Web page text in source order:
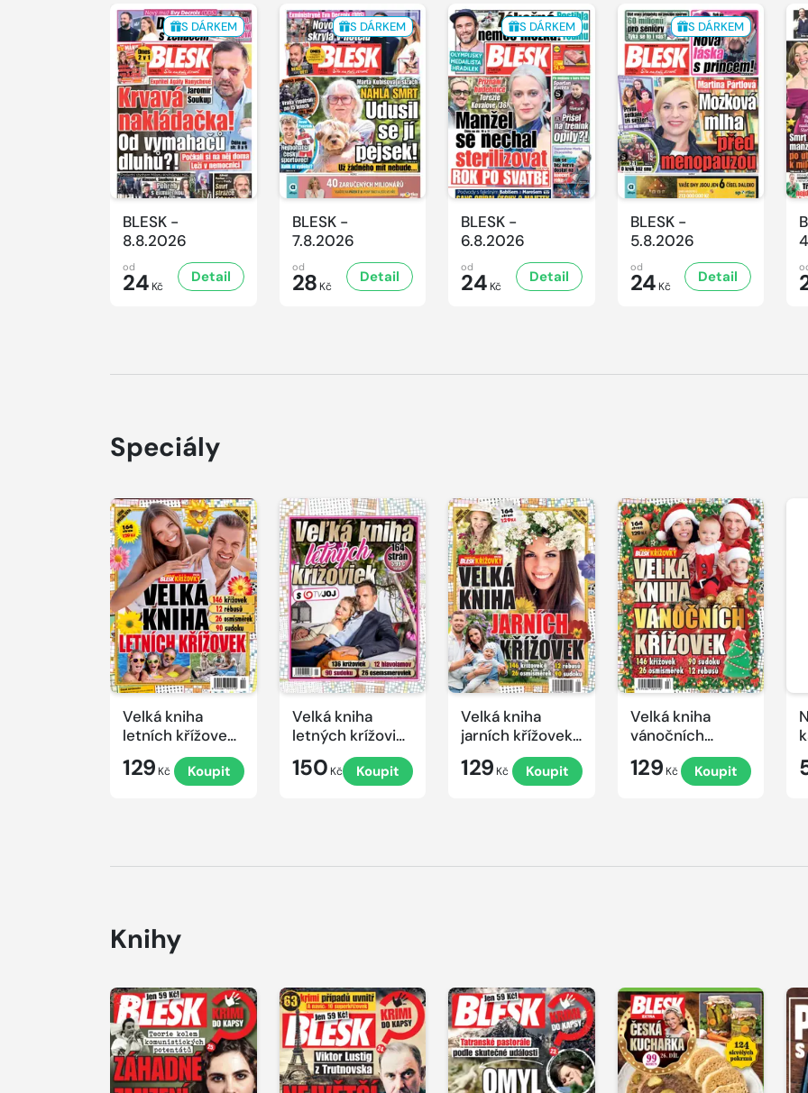
S DÁRKEM
BLESK -
8.8.2026
od
24 Kč
Detail
S DÁRKEM
BLESK -
7.8.2026
od
28 Kč
Detail
S DÁRKEM
BLESK -
6.8.2026
od
24 Kč
Detail
S DÁRKEM
BLESK -
5.8.2026
od
24 Kč
Detail
Speciály
Velká kniha
letních křížovek
129 Kč Koupit
Velká kniha
letných krížoviek
s TV JOJ 2026
150 Kč Koupit
Velká kniha
jarních křížovek
129 Kč Koupit
Velká kniha
vánočních
křížovek 2025
129 Kč Koupit
Knihy